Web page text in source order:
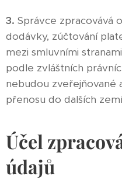
3. Správce zpracovává
dodávky, zúčtování
mezi smluvními
podle zvláštních
nebudou zveřejňované
přenosu do dalších
Účel
údajů